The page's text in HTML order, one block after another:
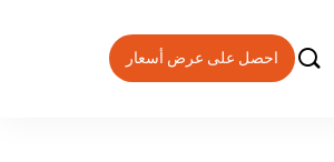
 احصل على عرض أسعار